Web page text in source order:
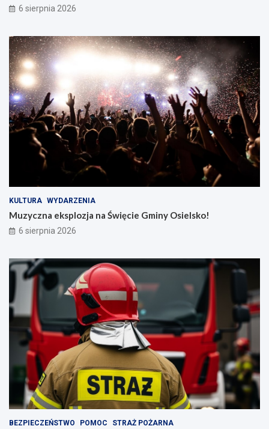
6 sierpnia 2026
KULTURA WYDARZENIA
Muzyczna eksplozja na Święcie Gminy Osielsko!
6 sierpnia 2026
BEZPIECZEŃSTWO POMOC STRAŻ POŻARNA